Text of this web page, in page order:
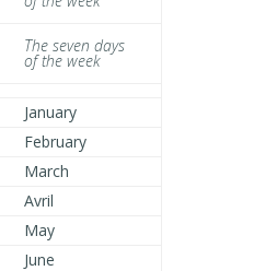
The seven days
of the week
January
February
March
Avril
May
June